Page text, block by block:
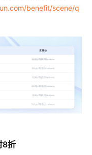
benefit/scene/q
8折